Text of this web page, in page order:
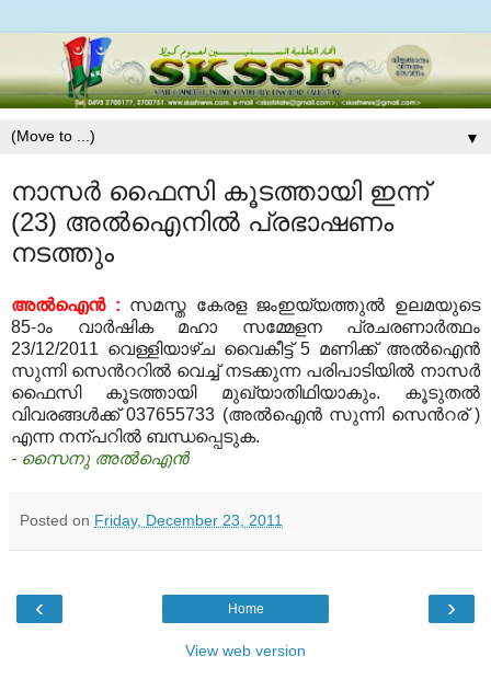
▼
നാസര്‍ ഫൈസി കൂടത്തായി ഇന്ന്
(23) അല്‍ഐനില്‍ പ്രഭാഷണം
നടത്തും
അല്‍ഐന്‍ : സമസ്ത കേരള ജംഇയ്യത്തുല്‍ ഉലമയുടെ
85-ാം വാര്‍ഷിക മഹാ സമ്മേളന പ്രചരണാര്‍ത്ഥം
23/12/2011 വെള്ളിയാഴ്ച വൈകീട്ട് 5 മണിക്ക് അല്‍ഐന്‍
സുന്നി സെന്‍ററില്‍ വെച്ച് നടക്കുന്ന പരിപാടിയില്‍ നാസര്‍
ഫൈസി കൂടത്തായി മുഖ്യാതിഥിയാകും. കൂടുതല്‍
വിവരങ്ങള്‍ക്ക് 037655733 (അല്‍ഐന്‍ സുന്നി സെന്‍റര് )
എന്ന നന്പറില്‍ ബന്ധപ്പെടുക.
- സൈനു അല്‍ഐന്‍
Posted on Friday, December 23, 2011
‹ ›
Home
View web version